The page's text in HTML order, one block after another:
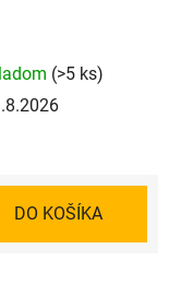
(>5 ks)
DO KOŠÍKA